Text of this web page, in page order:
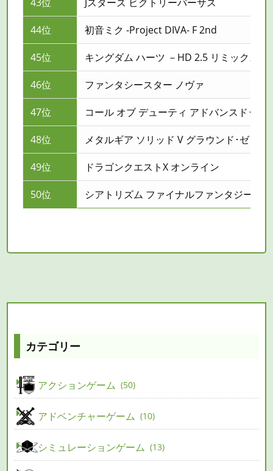
44位 初音ミク -Project DIVA- F 2nd
45位 キングダム ハーツ －HD 2.5 リミックス－
46位 ファンタシースター ノヴァ
47位 コール オブ デューティ アドバンスド･ウ
48位 メタルギア ソリッド V グラウンド･ゼロズ
49位 ドラゴンクエストX オンライン
50位 シアトリズム ファイナルファンタジー カ
カテゴリー
アクションゲーム 50
アドベンチャーゲーム 10
シミュレーションゲーム 13